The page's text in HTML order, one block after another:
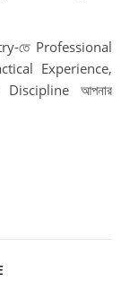
তে Professional
Experience,
আপনার